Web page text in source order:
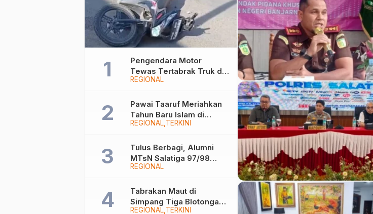
REGIONAL
Pengendara Motor
Tewas Tertabrak Truk di
Jalan Wringin Putih
Kronologinya
REGIONAL TERKINI
Pawai Taaruf Meriahkan
Tahun Baru Islam di
Salatiga, Ribuan Peserta
dan Budaya Lokal
REGIONAL
Tulus Berbagi, Alumni
MTsN Salatiga 97/98
Kembali Santuni Anak
REGIONAL TERKINI
Tabrakan Maut di
Simpang Tiga Blotongan,